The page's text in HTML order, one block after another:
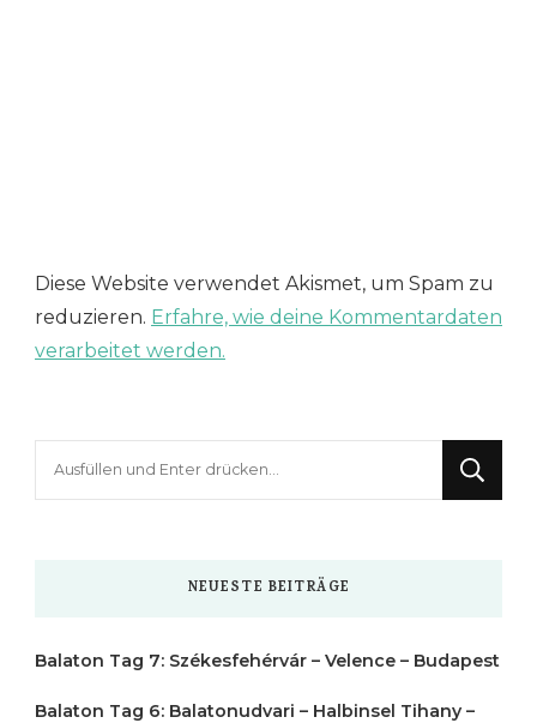
Diese Website verwendet Akismet, um Spam zu
reduzieren. Erfahre, wie deine Kommentardaten
verarbeitet werden.
NEUESTE BEITRÄGE
Balaton Tag 7: Székesfehérvár – Velence – Budapest
Balaton Tag 6: Balatonudvari – Halbinsel Tihany –